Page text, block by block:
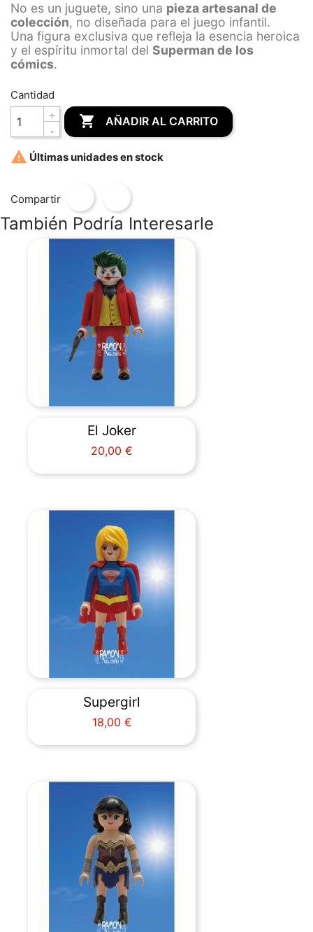
No es un juguete, sino una pieza artesanal de
colección, no diseñada para el juego infantil.
Una figura exclusiva que refleja la esencia heroica
y el espíritu inmortal del Superman de los
cómics.
Cantidad
 AÑADIR AL CARRITO
 Últimas unidades en stock
Compartir
También Podría Interesarle
El Joker
Precio
20,00 €
Supergirl
Precio
18,00 €